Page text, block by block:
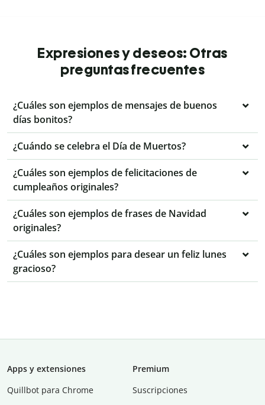
Expresiones y deseos: Otras
preguntas frecuentes
¿Cuáles son ejemplos de mensajes de buenos
días bonitos?
¿Cuándo se celebra el Día de Muertos?
¿Cuáles son ejemplos de felicitaciones de
cumpleaños originales?
¿Cuáles son ejemplos de frases de Navidad
originales?
¿Cuáles son ejemplos para desear un feliz lunes
gracioso?
Apps y extensiones
Quillbot para Chrome
Premium
Suscripciones